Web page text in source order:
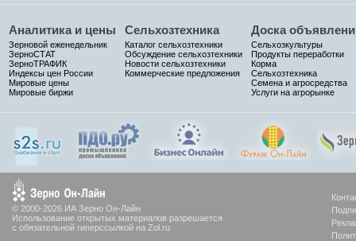
Аналитика и цены
Зерновой еженедельник
ЗерноСТАТ
ЗерноТРАФИК
Индексы цен России
Мировые цены
Мировые биржи
Сельхозтехника
Каталог сельхозтехники
Обсуждение сельхозтехники
Новости сельхозтехники
Коммерческие предложения
Доска
Сельхозкультуры
Продукты переработки
Корма
Сельхозтехника
Семена и агросредства
Услуги на агрорынке
© 2000-2026 ИА Зерно Он-Лайн
Использование открытых материалов разрешается
с обязательной гиперссылкой на Zol.ru